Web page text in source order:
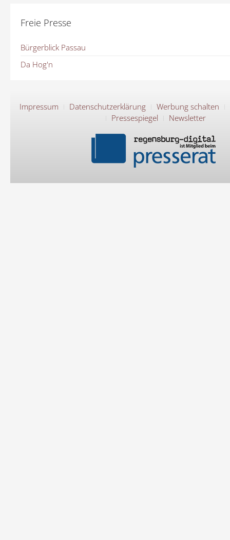
Freie Presse
Bürgerblick Passau
Da Hog'n
Impressum Datenschutzerklärung
Werbung schalten
Pressespiegel
Newsletter